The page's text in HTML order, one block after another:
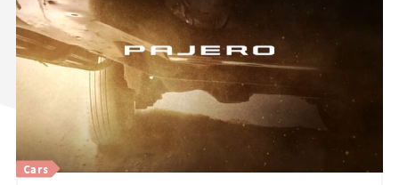
Cars